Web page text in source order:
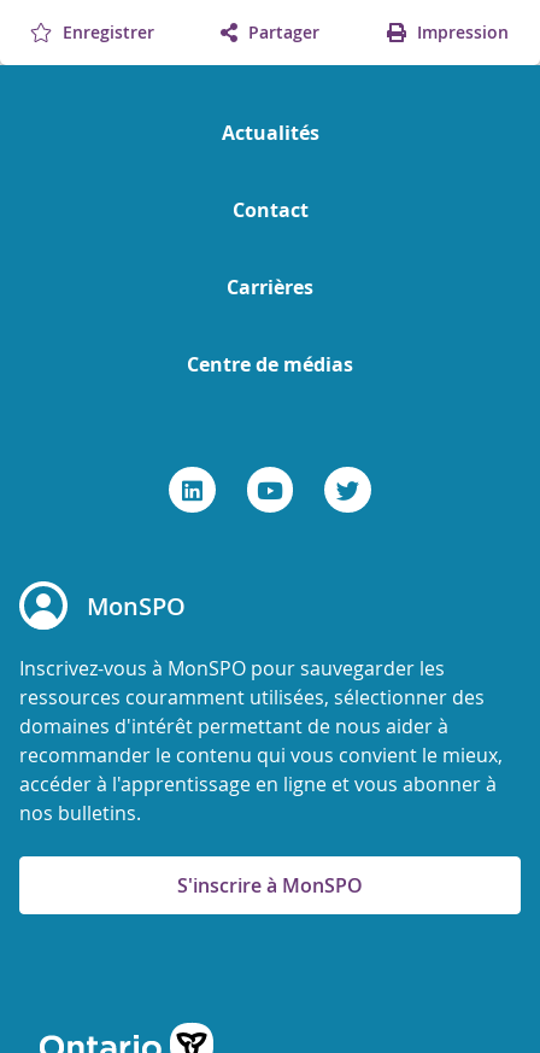
Enregistrer Partager Impression
Actualités
Contact
Carrières
Centre de médias
MonSPO
Inscrivez-vous à MonSPO pour sauvegarder les
ressources couramment utilisées, sélectionner des
domaines d'intérêt permettant de nous aider à
recommander le contenu qui vous convient le mieux,
accéder à l'apprentissage en ligne et vous abonner à
nos bulletins.
S'inscrire à MonSPO